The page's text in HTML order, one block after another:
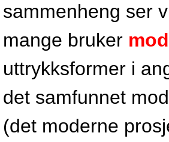
sammenheng ser
mange bruker
uttrykksformer i
det samfunnet
(det moderne